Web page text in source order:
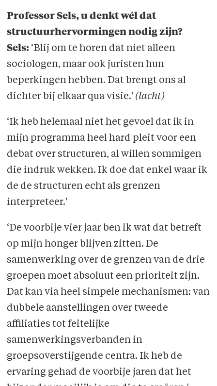
Professor Sels, u denkt wél dat
structuurhervormingen nodig zijn?
Sels: ‘Blij om te horen dat niet alleen
sociologen, maar ook juristen hun
beperkingen hebben. Dat brengt ons al
dichter bij elkaar qua visie.' (lacht)
‘Ik heb helemaal niet het gevoel dat ik in
mijn programma heel hard pleit voor een
debat over structuren, al willen sommigen
die indruk wekken. Ik doe dat enkel waar ik
de de structuren echt als grenzen
interpreteer.'
‘De voorbije vier jaar ben ik wat dat betreft
op mijn honger blijven zitten. De
samenwerking over de grenzen van de drie
groepen moet absoluut een prioriteit zijn.
Dat kan via heel simpele mechanismen: van
dubbele aanstellingen over tweede
affiliaties tot feitelijke
samenwerkingsverbanden in
groepsoverstijgende centra. Ik heb de
ervaring gehad de voorbije jaren dat het